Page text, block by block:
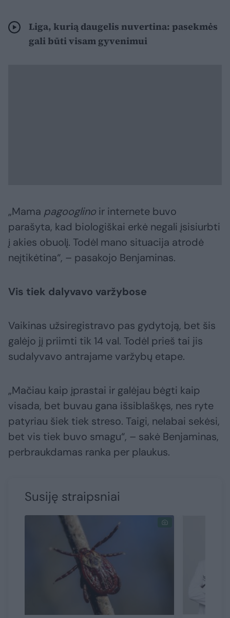
Liga, kurią daugelis nuvertina: pasekmės
gali būti visam gyvenimui
„Mama pagooglino ir internete buvo
parašyta, kad biologiškai erkė negali įsisiurbti
į akies obuolį. Todėl mano situacija atrodė
neįtikėtina“, – pasakojo Benjaminas.
Vis tiek dalyvavo varžybose
Vaikinas užsiregistravo pas gydytoją, bet šis
galėjo jį priimti tik 14 val. Todėl prieš tai jis
sudalyvavo antrajame varžybų etape.
„Mačiau kaip įprastai ir galėjau bėgti kaip
visada, bet buvau gana išsiblaškęs, nes ryte
patyriau šiek tiek streso. Taigi, nelabai sekėsi,
bet vis tiek buvo smagu“, – sakė Benjaminas,
perbraukdamas ranka per plaukus.
Susiję straipsniai